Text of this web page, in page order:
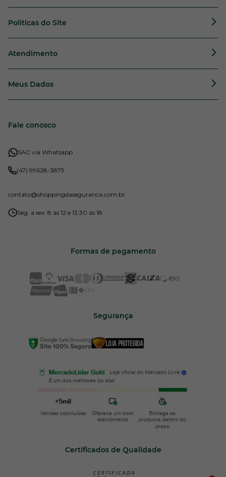
Políticas do Site
Atendimento
Meus Dados
Fale conosco
SAC via Whatsapp
(47) 99628-3875
contato@shoppingdaseguranca.com.br
Seg. a sex. 8 às 12 e 13:30 às 18
Formas de pagamento
Segurança
Certificados de Qualidade